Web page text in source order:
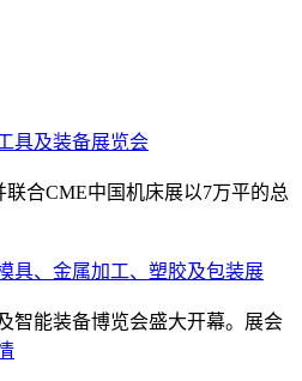
具及装备展览会
联合CME中国机床展以7万平的总
具、金属加工、塑胶及包装展
智能装备博览会盛大开幕。展会